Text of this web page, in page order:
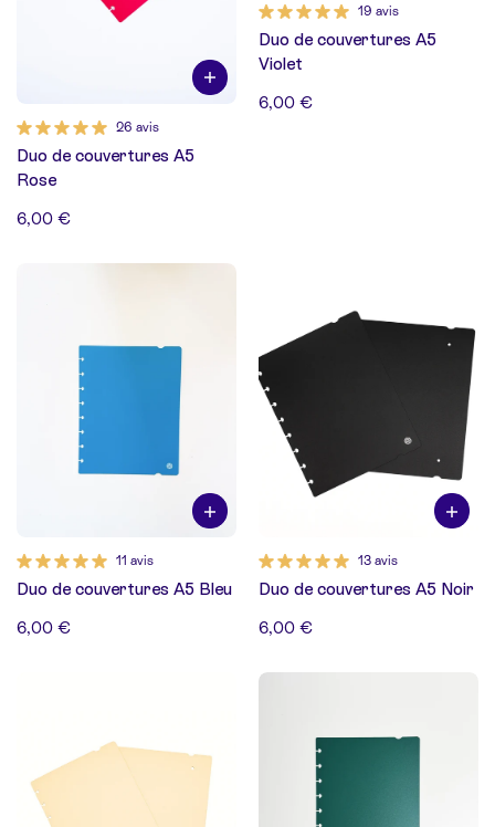
26 avis
Duo de couvertures A5
Rose
6,00 €
19 avis
Duo de couvertures A5
Violet
6,00 €
11 avis
Duo de couvertures A5 Bleu
6,00 €
13 avis
Duo de couvertures A5 Noir
6,00 €